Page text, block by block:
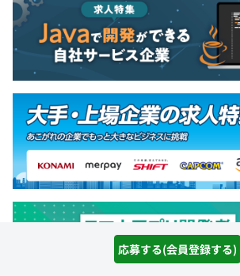
応募する(会員登録する)